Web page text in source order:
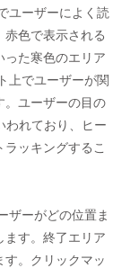
ユーザーによく読
赤色で表示される
った寒色のエリア
上でユーザーが関
。ユーザーの目の
われており、ヒー
ッキングするこ
ザーがどの位置ま
ます。終了エリア
。クリックマッ